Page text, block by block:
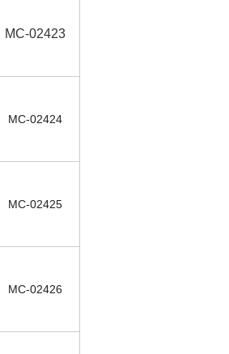
MC-02423
MC-02424
MC-02425
MC-02426